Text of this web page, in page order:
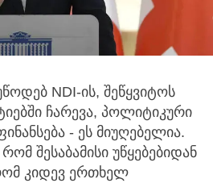
NDI-ის, შეწყვიტოს
ჩარევა, პოლიტიკური
- ეს მიუღებელია.
შესაბამისი უწყებებიდან
კიდევ ერთხელ